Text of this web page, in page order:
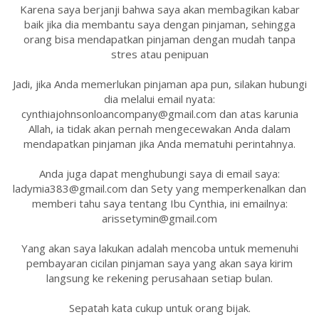
Karena saya berjanji bahwa saya akan membagikan kabar
baik jika dia membantu saya dengan pinjaman, sehingga
orang bisa mendapatkan pinjaman dengan mudah tanpa
stres atau penipuan
Jadi, jika Anda memerlukan pinjaman apa pun, silakan hubungi
dia melalui email nyata:
cynthiajohnsonloancompany@gmail.com dan atas karunia
Allah, ia tidak akan pernah mengecewakan Anda dalam
mendapatkan pinjaman jika Anda mematuhi perintahnya.
Anda juga dapat menghubungi saya di email saya:
ladymia383@gmail.com dan Sety yang memperkenalkan dan
memberi tahu saya tentang Ibu Cynthia, ini emailnya:
arissetymin@gmail.com
Yang akan saya lakukan adalah mencoba untuk memenuhi
pembayaran cicilan pinjaman saya yang akan saya kirim
langsung ke rekening perusahaan setiap bulan.
Sepatah kata cukup untuk orang bijak.